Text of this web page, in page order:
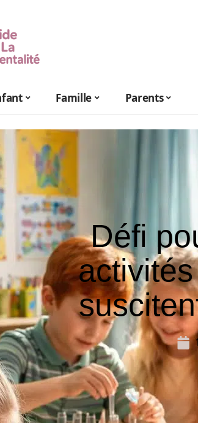
Famille Parents
Défi